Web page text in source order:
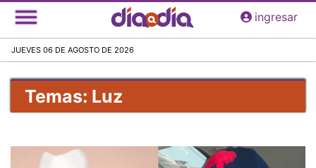
Pasar
al
principal
ingresar
JUEVES 06 DE AGOSTO DE 2026
Temas: Luz